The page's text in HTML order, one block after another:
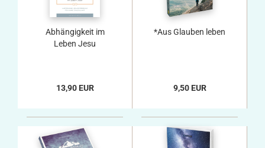
Abhängigkeit im
Leben Jesu
13,90 EUR
*Aus Glauben leben
9,50 EUR